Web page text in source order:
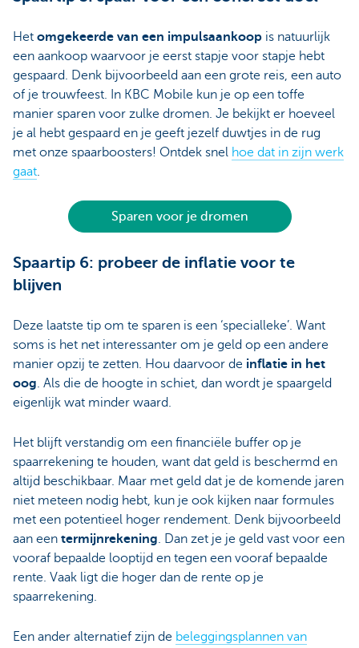
Het omgekeerde van een impulsaankoop is natuurlijk
een aankoop waarvoor je eerst stapje voor stapje hebt
gespaard. Denk bijvoorbeeld aan een grote reis, een auto
of je trouwfeest. In KBC Mobile kun je op een toffe
manier sparen voor zulke dromen. Je bekijkt er hoeveel
je al hebt gespaard en je geeft jezelf duwtjes in de rug
met onze spaarboosters! Ontdek snel hoe dat in zijn werk
gaat
Sparen voor je dromen
Spaartip 6: probeer de inflatie voor te
blijven
Deze laatste tip om te sparen is een ‘specialleke’. Want
soms is het net interessanter om je geld op een andere
manier opzij te zetten. Hou daarvoor de inflatie in het
oog . Als die de hoogte in schiet, dan wordt je spaargeld
eigenlijk wat minder waard.
Het blijft verstandig om een financiële buffer op je
spaarrekening te houden, want dat geld is beschermd en
altijd beschikbaar. Maar met geld dat je de komende jaren
niet meteen nodig hebt, kun je ook kijken naar formules
met een potentieel hoger rendement. Denk bijvoorbeeld
aan een termijnrekening. Dan zet je je geld vast voor een
vooraf bepaalde looptijd en tegen een vooraf bepaalde
rente. Vaak ligt die hoger dan de rente op je
spaarrekening.
Een ander alternatief zijn de beleggingsplannen van